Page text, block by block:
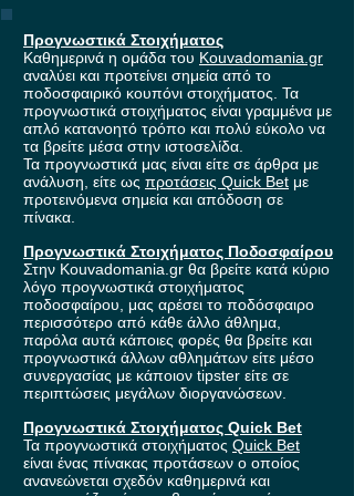
Προγνωστικά Στοιχήματος
Καθημερινά η ομάδα του Kouvadomania.gr
αναλύει και προτείνει σημεία από το
ποδοσφαιρικό κουπόνι στοιχήματος. Τα
προγνωστικά στοιχήματος είναι γραμμένα με
απλό κατανοητό τρόπο και πολύ εύκολο να
τα βρείτε μέσα στην ιστοσελίδα.
Τα προγνωστικά μας είναι είτε σε άρθρα με
ανάλυση, είτε ως προτάσεις Quick Bet με
προτεινόμενα σημεία και απόδοση σε
πίνακα.
Προγνωστικά Στοιχήματος Ποδοσφαίρου
Στην Kouvadomania.gr θα βρείτε κατά κύριο
λόγο προγνωστικά στοιχήματος
ποδοσφαίρου, μας αρέσει το ποδόσφαιρο
περισσότερο από κάθε άλλο άθλημα,
παρόλα αυτά κάποιες φορές θα βρείτε και
προγνωστικά άλλων αθλημάτων είτε μέσο
συνεργασίας με κάποιον tipster είτε σε
περιπτώσεις μεγάλων διοργανώσεων.
Προγνωστικά Στοιχήματος Quick Bet
Τα προγνωστικά στοιχήματος Quick Bet
είναι ένας πίνακας προτάσεων ο οποίος
ανανεώνεται σχεδόν καθημερινά και